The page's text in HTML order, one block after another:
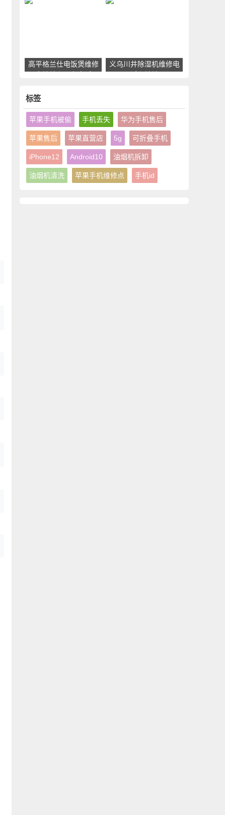
高平格兰仕电饭煲维修
点地址和服务电话
义乌川井除湿机维修电
话和地址
标签
苹果手机被偷 手机丢失 华为手机售后
苹果售后 苹果直营店 5g 可折叠手机
iPhone12 Android10 油烟机拆卸
油烟机清洗 苹果手机维修点 手机id